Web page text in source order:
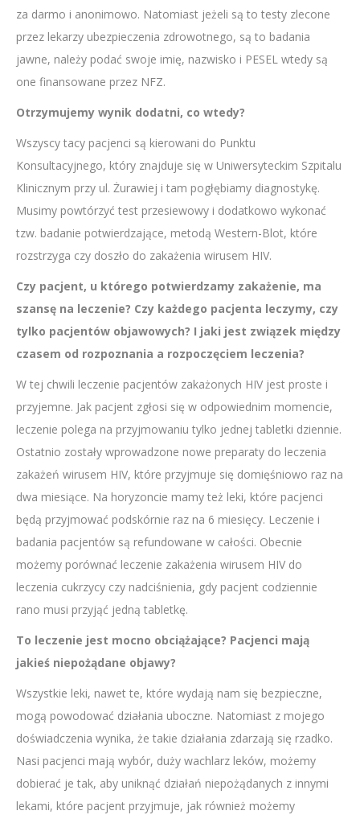
za darmo i anonimowo. Natomiast jeżeli są to testy zlecone
przez lekarzy ubezpieczenia zdrowotnego, są to badania
jawne, należy podać swoje imię, nazwisko i PESEL wtedy są
one finansowane przez NFZ.
Otrzymujemy wynik dodatni, co wtedy?
Wszyscy tacy pacjenci są kierowani do Punktu
Konsultacyjnego, który znajduje się w Uniwersyteckim Szpitalu
Klinicznym przy ul. Żurawiej i tam pogłębiamy diagnostykę.
Musimy powtórzyć test przesiewowy i dodatkowo wykonać
tzw. badanie potwierdzające, metodą Western-Blot, które
rozstrzyga czy doszło do zakażenia wirusem HIV.
Czy pacjent, u którego potwierdzamy zakażenie, ma
szansę na leczenie? Czy każdego pacjenta leczymy, czy
tylko pacjentów objawowych? I jaki jest związek między
czasem od rozpoznania a rozpoczęciem leczenia?
W tej chwili leczenie pacjentów zakażonych HIV jest proste i
przyjemne. Jak pacjent zgłosi się w odpowiednim momencie,
leczenie polega na przyjmowaniu tylko jednej tabletki dziennie.
Ostatnio zostały wprowadzone nowe preparaty do leczenia
zakażeń wirusem HIV, które przyjmuje się domięśniowo raz na
dwa miesiące. Na horyzoncie mamy też leki, które pacjenci
będą przyjmować podskórnie raz na 6 miesięcy. Leczenie i
badania pacjentów są refundowane w całości. Obecnie
możemy porównać leczenie zakażenia wirusem HIV do
leczenia cukrzycy czy nadciśnienia, gdy pacjent codziennie
rano musi przyjąć jedną tabletkę.
To leczenie jest mocno obciążające? Pacjenci mają
jakieś niepożądane objawy?
Wszystkie leki, nawet te, które wydają nam się bezpieczne,
mogą powodować działania uboczne. Natomiast z mojego
doświadczenia wynika, że takie działania zdarzają się rzadko.
Nasi pacjenci mają wybór, duży wachlarz leków, możemy
dobierać je tak, aby uniknąć działań niepożądanych z innymi
lekami, które pacjent przyjmuje, jak również możemy